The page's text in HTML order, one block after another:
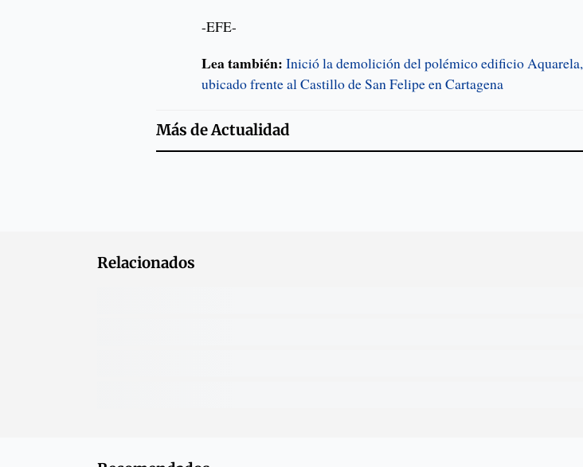
-EFE-
Lea también: Inició la demolición del polémico edificio Aquarela,
ubicado frente al Castillo de San Felipe en Cartagena
Más deActualidad
Relacionados